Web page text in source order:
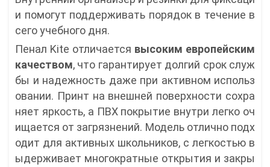
и помогут поддерживать порядок в течение в
сего учебного дня.
Пенал Kite отличается высоким европейским
качеством, что гарантирует долгий срок служ
бы и надежность даже при активном использ
овании. Принт на внешней поверхности сохра
няет яркость, а ПВХ покрытие внутри легко оч
ищается от загрязнений. Модель отлично подх
одит для активных школьников, с легкостью в
ыдерживает многократные открытия и закры